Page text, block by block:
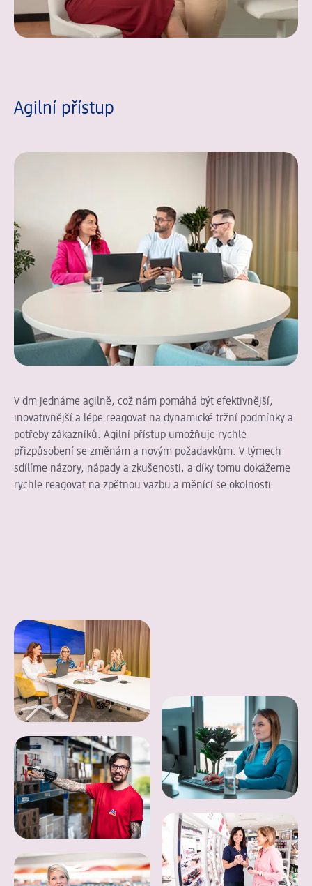
Agilní přístup
V dm jednáme agilně, což nám pomáhá být efektivnější,
inovativnější a lépe reagovat na dynamické tržní podmínky a
potřeby zákazníků. Agilní přístup umožňuje rychlé
přizpůsobení se změnám a novým požadavkům. V týmech
sdílíme názory, nápady a zkušenosti, a díky tomu dokážeme
rychle reagovat na zpětnou vazbu a měnící se okolnosti.
Fotogalerie z prostředí dm